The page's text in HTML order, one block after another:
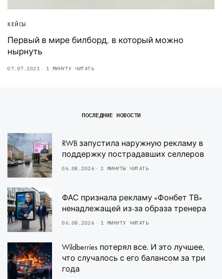
КЕЙСЫ
Первый в мире билборд, в который можно
нырнуть
07.07.2021 1 МИНУТУ ЧИТАТЬ
ПОСЛЕДНИЕ НОВОСТИ
RWB запустила наружную рекламу в
поддержку пострадавших селлеров
06.08.2026 2 МИНУТЫ ЧИТАТЬ
ФАС признала рекламу «Фонбет ТВ»
ненадлежащей из-за образа тренера
06.08.2026 1 МИНУТУ ЧИТАТЬ
Wildberries потерял все. И это лучшее,
что случалось с его балансом за три
года